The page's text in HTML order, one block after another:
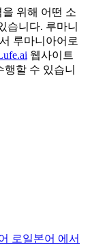
위해 어떤 소
습니다. 루마니
루마니아어로
웹사이트
행할 수 있습니
로일본어 에서